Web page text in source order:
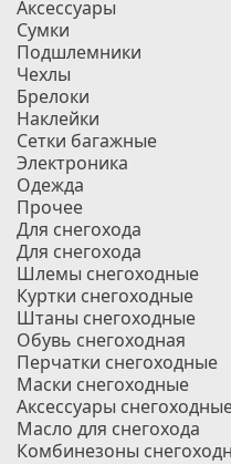
Аксессуары
Сумки
Подшлемники
Чехлы
Брелоки
Наклейки
Сетки багажные
Электроника
Одежда
Прочее
Для снегохода
Для снегохода
Шлемы снегоходные
Куртки снегоходные
Штаны снегоходные
Обувь снегоходная
Перчатки снегоходные
Маски снегоходные
Аксессуары
Масло для снегохода
Комбинезоны